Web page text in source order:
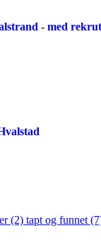
- med
(2) tapt og funnet